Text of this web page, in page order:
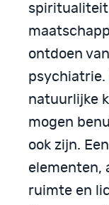
spiritualiteit
ontdoen
psychiatrie.
natuurlijke
mogen
ook zijn.
elementen,
ruimte en